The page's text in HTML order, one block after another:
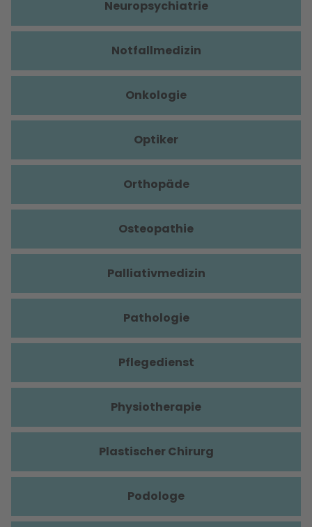
Neuropsychiatrie
Notfallmedizin
Onkologie
Optiker
Orthopäde
Osteopathie
Palliativmedizin
Pathologie
Pflegedienst
Physiotherapie
Plastischer Chirurg
Podologe